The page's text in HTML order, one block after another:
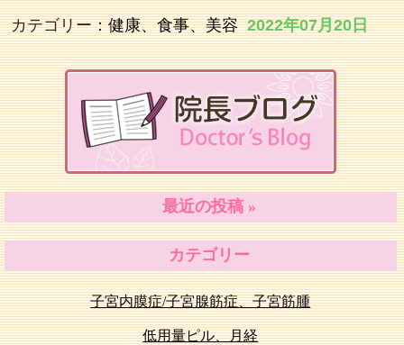
カテゴリー：健康、食事、美容 2022年07月20日
最近の投稿 »
カテゴリー
子宮内膜症/子宮腺筋症、子宮筋腫
低用量ピル、月経